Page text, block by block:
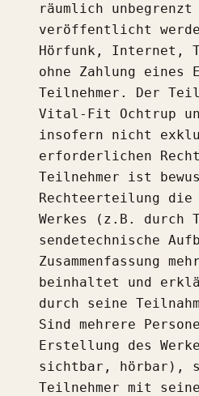
räumlich
veröffentlicht
Hörfunk, Internet,
ohne Zahlung eines
Teilnehmer. Der
Vital-Fit Ochtrup
insofern nicht
erforderlichen
Teilnehmer ist
Rechteerteilung die
Werkes (z.B. durch
sendetechnische
Zusammenfassung
beinhaltet und
durch seine
Sind mehrere
Erstellung des
sichtbar, hörbar),
Teilnehmer mit